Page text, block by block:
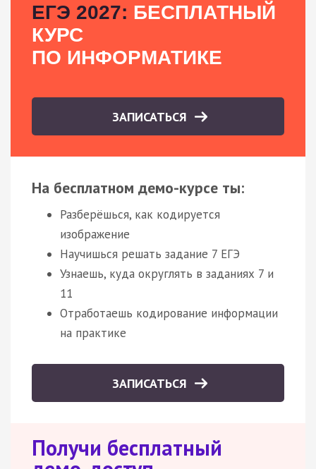
ЕГЭ 2027: БЕСПЛАТНЫЙ
КУРС
ПО ИНФОРМАТИКЕ
ЗАПИСАТЬСЯ
На бесплатном демо-курсе ты:
Разберёшься, как кодируется
изображение
Научишься решать задание 7 ЕГЭ
Узнаешь, куда округлять в заданиях 7 и
11
Отработаешь кодирование информации
на практике
ЗАПИСАТЬСЯ
Получи бесплатный